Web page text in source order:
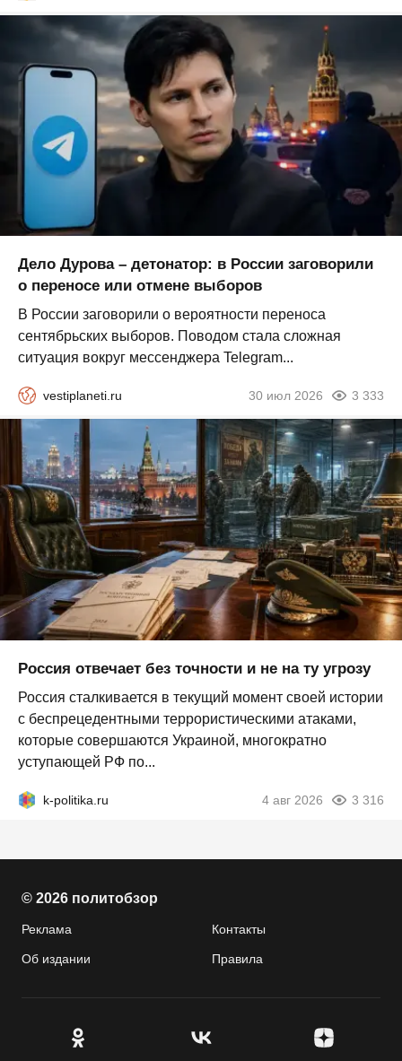
Дело Дурова – детонатор: в России заговорили
о переносе или отмене выборов
В России заговорили о вероятности переноса
сентябрьских выборов. Поводом стала сложная
ситуация вокруг мессенджера Telegram...
vestiplaneti.ru 30 июл 2026 3 333
Россия отвечает без точности и не на ту угрозу
Россия сталкивается в текущий момент своей истории
с беспрецедентными террористическими атаками,
которые совершаются Украиной, многократно
уступающей РФ по...
k-politika.ru 4 авг 2026 3 316
© 2026 политобзор
Реклама Контакты
Об издании Правила